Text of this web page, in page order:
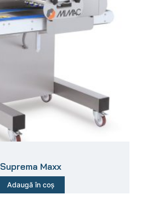
Suprema Maxx
Adaugă în coș